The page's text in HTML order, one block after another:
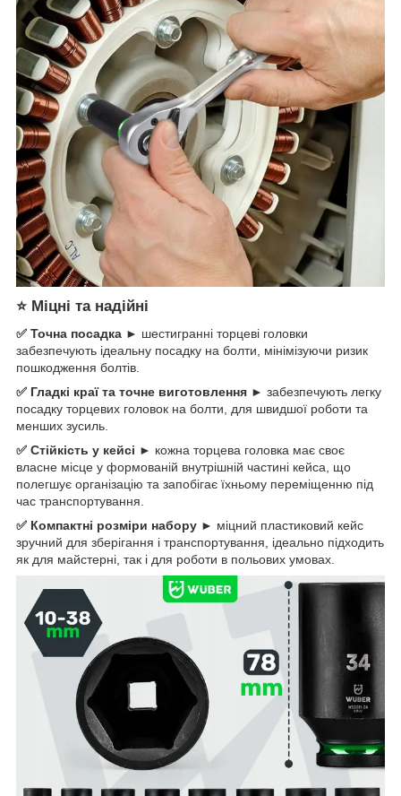
⭐ Міцні та надійні
✅ Точна посадка ► шестигранні торцеві головки
забезпечують ідеальну посадку на болти, мінімізуючи ризик
пошкодження болтів.
✅ Гладкі краї та точне виготовлення ► забезпечують легку
посадку торцевих головок на болти, для швидшої роботи та
менших зусиль.
✅ Стійкість у кейсі ► кожна торцева головка має своє
власне місце у формованій внутрішній частині кейса, що
полегшує організацію та запобігає їхньому переміщенню під
час транспортування.
✅ Компактні розміри набору ► міцний пластиковий кейс
зручний для зберігання і транспортування, ідеально підходить
як для майстерні, так і для роботи в польових умовах.